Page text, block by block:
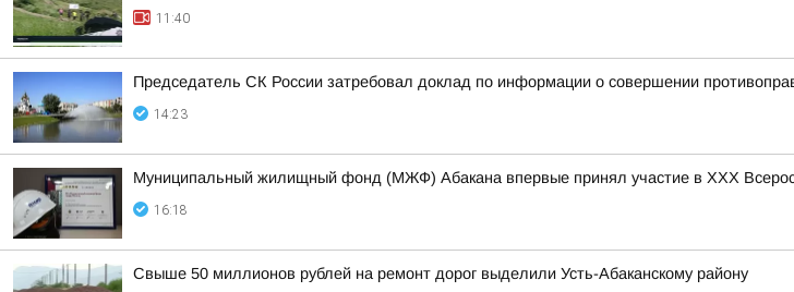
11:40
Председатель СК России затребовал доклад по информации о совершении
14:23
Муниципальный жилищный фонд (МЖФ) Абакана впервые принял участие в ХХХ
16:18
Свыше 50 миллионов рублей на ремонт дорог выделили Усть-Абаканскому району